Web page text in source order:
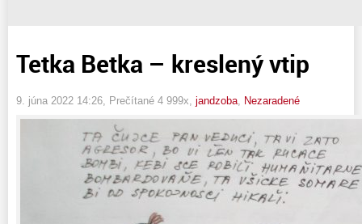
Tetka Betka – kreslený vtip
9. júna 2022 14:26 , Prečítané 4 999x, jandzoba Nezaradené